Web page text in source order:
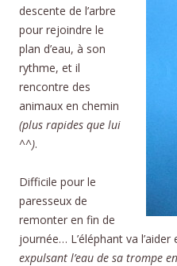
descente de l’arbre
pour rejoindre le
plan d’eau, à son
rythme, et il
rencontre des
animaux en chemin
(plus rapides que lui
^^).
Difficile pour le
paresseux de
remonter en fin de
journée… L’éléphant va l’aider
expulsant l’eau de sa trompe